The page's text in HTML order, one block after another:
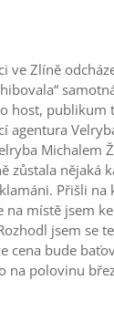
ve Zlíně
host,
agentura
Michalem
nějaká
Přišli
místě jsem
jsem se
cena bude
na polovinu